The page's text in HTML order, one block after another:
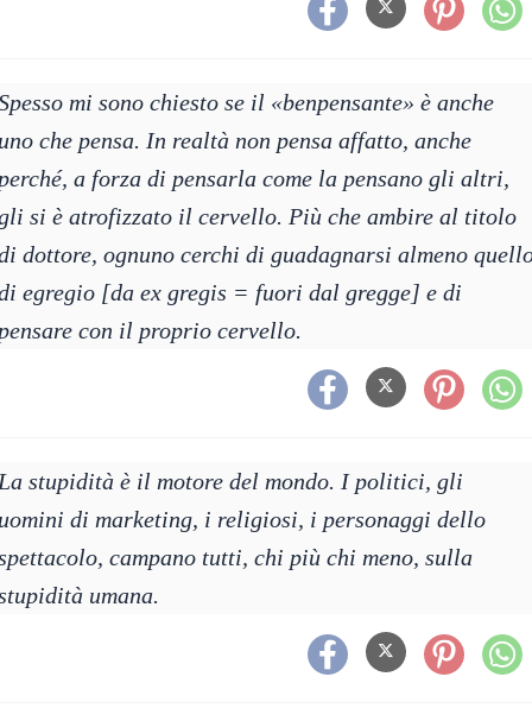
mi sono chiesto se il «benpensante» è anche
che pensa. In realtà non pensa affatto, anche
a forza di pensarla come la pensano gli altri,
si è atrofizzato il cervello. Più che ambire al titolo
dottore, ognuno cerchi di guadagnarsi almeno
egregio [da ex gregis = fuori dal gregge] e di
con il proprio cervello.
stupidità è il motore del mondo. I politici, gli
di marketing, i religiosi, i personaggi dello
campano tutti, chi più chi meno, sulla
umana.